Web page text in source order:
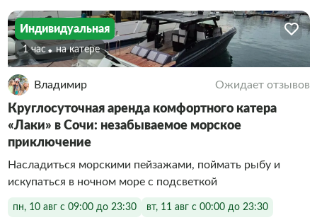
Индивидуальная
1 час На катере
Владимир Ожидает отзывов
Круглосуточная аренда комфортного катера
«Лаки» в Сочи: незабываемое морское
приключение
Насладиться морскими пейзажами, поймать рыбу и
искупаться в ночном море с подсветкой
пн, 10 авг с 09:00 до 23:30 вт, 11 авг с 00:00 до 23:30